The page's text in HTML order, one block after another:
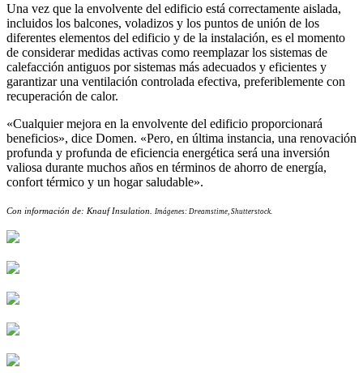
Una vez que la envolvente del edificio está correctamente aislada,
incluidos los balcones, voladizos y los puntos de unión de los
diferentes elementos del edificio y de la instalación, es el momento
de considerar medidas activas como reemplazar los sistemas de
calefacción antiguos por sistemas más adecuados y eficientes y
garantizar una ventilación controlada efectiva, preferiblemente con
recuperación de calor.
«Cualquier mejora en la envolvente del edificio proporcionará
beneficios», dice Domen. «Pero, en última instancia, una renovación
profunda y profunda de eficiencia energética será una inversión
valiosa durante muchos años en términos de ahorro de energía,
confort térmico y un hogar saludable».
Con información de: Knauf Insulation. Imágenes: Dreamstime, Shutterstock.